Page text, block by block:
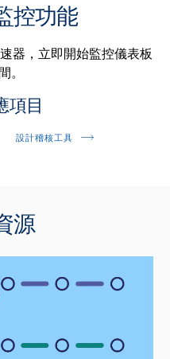
控功能
器，立即開始監控儀表板
。
項目
設計稽核工具
源